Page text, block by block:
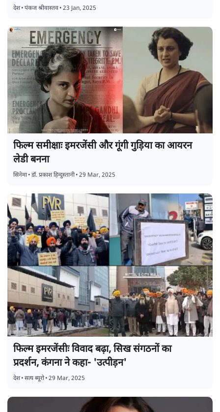
देश•पंकज श्रीवास्तव•23 Jan, 2025
फिल्म समीक्षाः इमरजेंसी और गूंगी गुड़िया का आयरन
लेडी बनना
सिनेमा•डॉ. प्रकाश हिन्दुस्तानी•29 Mar, 2025
फिल्म इमरजेंसीः विवाद बढ़ा, सिख संगठनों का
प्रदर्शन, कंगना ने कहा- 'उत्पीड़न'
देश•सत्य ब्यूरो•29 Mar, 2025